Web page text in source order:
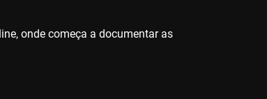
onde começa a documentar as